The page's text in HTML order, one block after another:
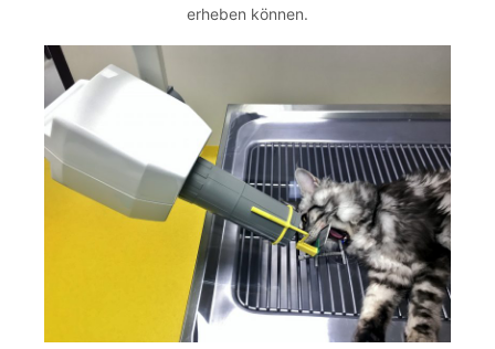
erheben können.